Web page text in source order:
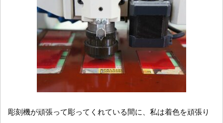
彫刻機が頑張って彫ってくれている間に、私は着色を頑張り